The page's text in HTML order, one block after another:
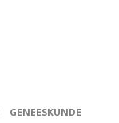
GENEESKUNDE